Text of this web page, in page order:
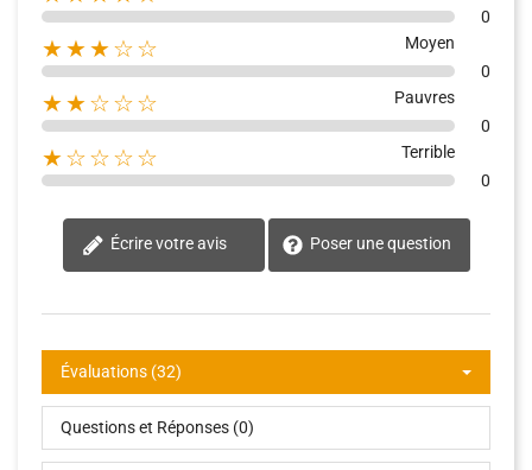
0
★★★☆☆
Moyen
0
★★☆☆☆
Pauvres
0
★☆☆☆☆
Terrible
0
Écrire votre avis Poser une question
Évaluations (32)
Questions et Réponses (0)